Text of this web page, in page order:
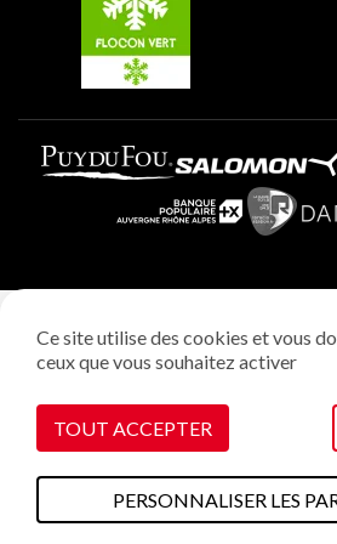
Plagne Aime 2000
Gestion des cookies
Ce site utilise des cookies et vous
ceux que vous souhaitez activer
TOUT ACCEPTER
PERSONNALISER LES